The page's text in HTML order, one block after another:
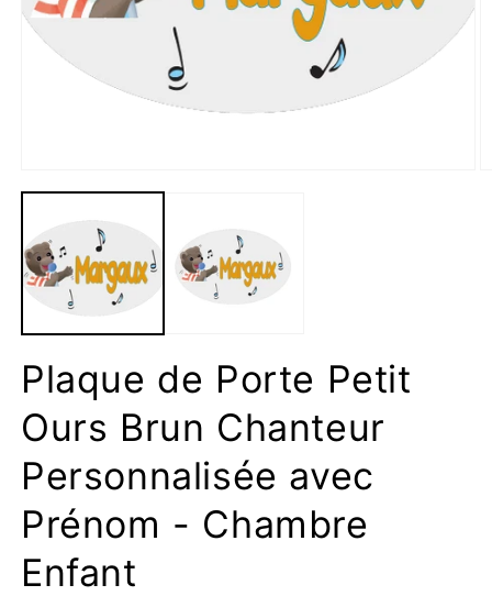
fenêtre
modale
Plaque de Porte Petit
Ours Brun Chanteur
Personnalisée avec
Prénom - Chambre
Enfant